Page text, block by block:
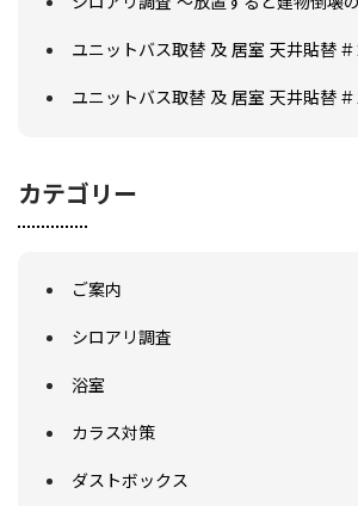
会社概要
施工事例
現場ブログ
ユニットバス取替 及 居室 天井貼替 #
ユニットバス取替 及 居室 天井貼替 #
カテゴリー
ご案内
シロアリ調査
浴室
カラス対策
ダストボックス